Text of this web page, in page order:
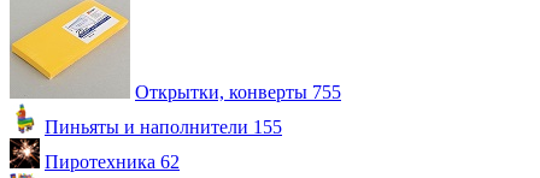
Открытки, конверты 755
Пиньяты и наполнители 155
Пиротехника 62